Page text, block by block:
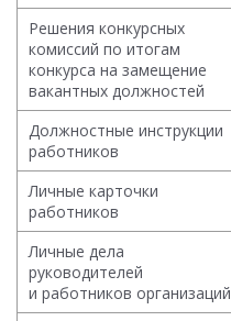
Решения конкурсных
комиссий по итогам
конкурса на замещение
вакантных должностей
Должностные инструкции
работников
Личные карточки
работников
Личные дела
руководителей
и работников организаций